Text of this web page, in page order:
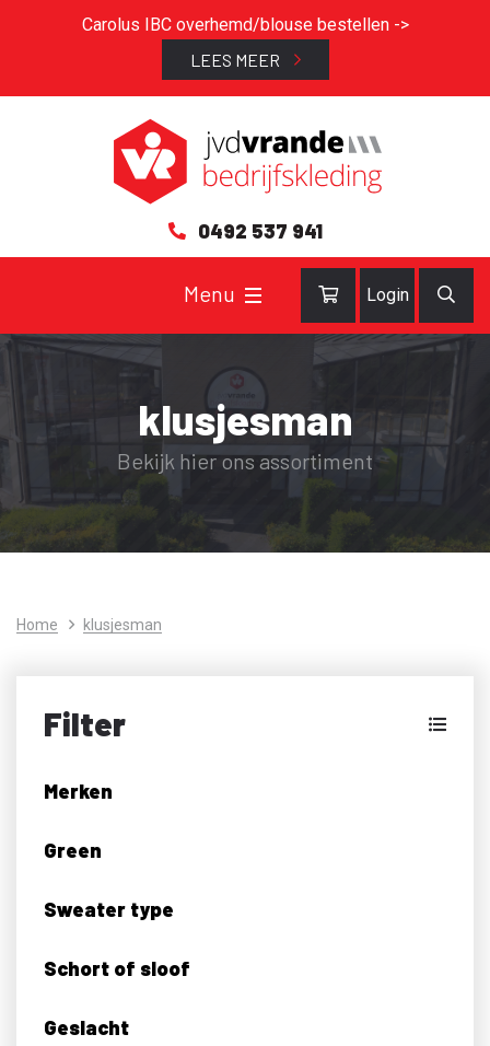
Carolus IBC overhemd/blouse bestellen ->
LEES MEER
0492 537 941
Login
klusjesman
Bekijk hier ons assortiment
Home klusjesman
Filter
Merken
Green
Sweater type
Schort of sloof
Geslacht